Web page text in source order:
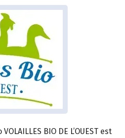
BIO DE L’OUEST est